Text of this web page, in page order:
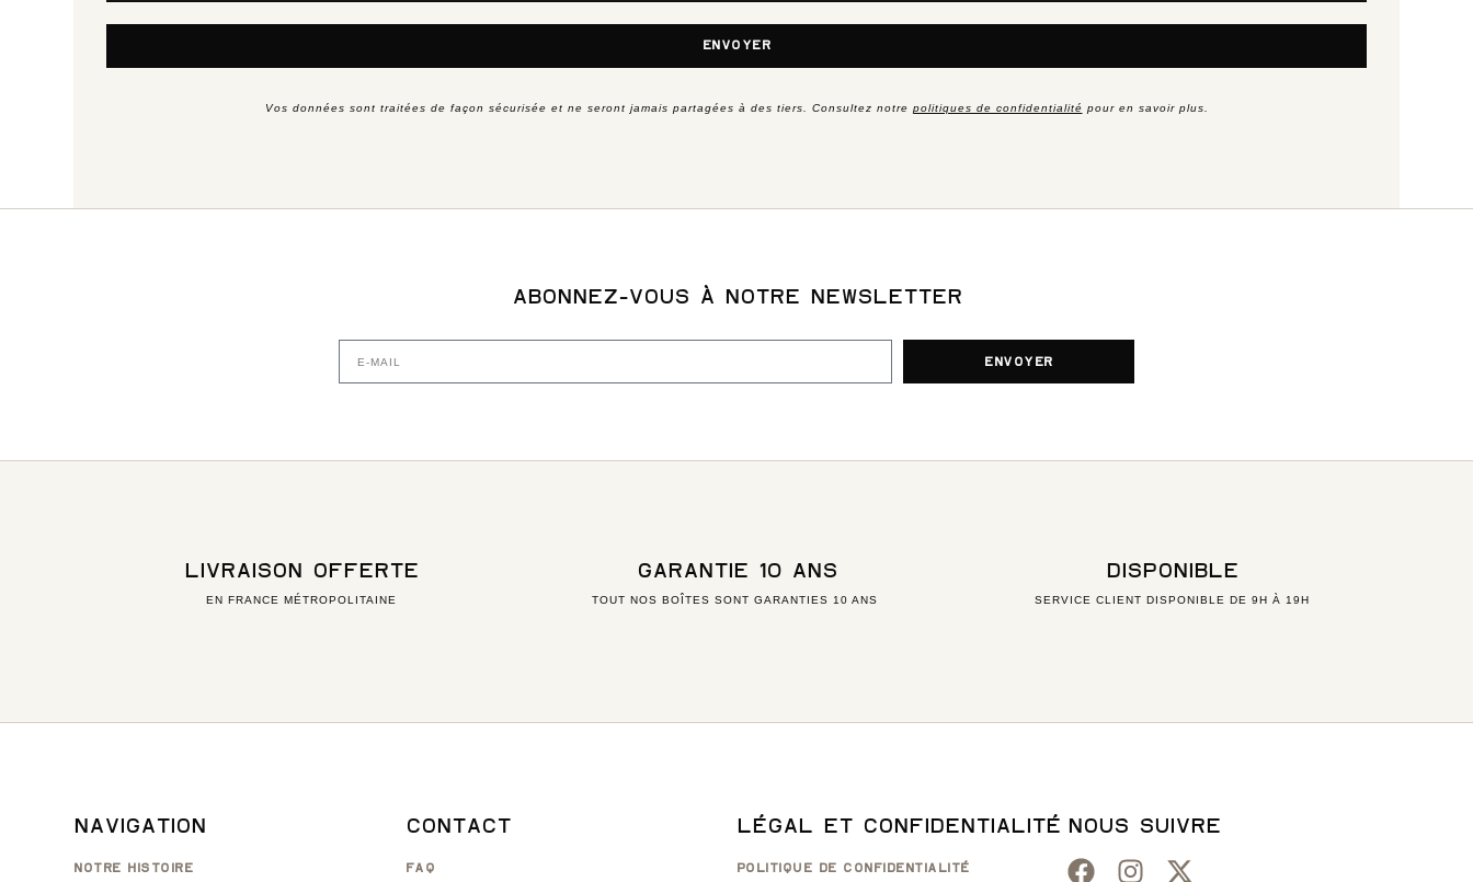
ENVOYER
Vos données sont traitées de façon sécurisée et ne seront jamais partagées à des tiers. Consultez notre politiques de confidentialité pour en savoir plus.
ABONNEZ-VOUS À NOTRE NEWSLETTER
ENVOYER
LIVRAISON OFFERTE
EN FRANCE MÉTROPOLITAINE
GARANTIE 10 ANS
TOUT NOS BOÎTES SONT GARANTIES 10 ANS
DISPONIBLE
SERVICE CLIENT DISPONIBLE DE 9H À 19H
NAVIGATION
NOTRE HISTOIRE
CONTACT
FAQ
LÉGAL ET CONFIDENTIALITÉ
POLITIQUE DE CONFIDENTIALITÉ
NOUS SUIVRE